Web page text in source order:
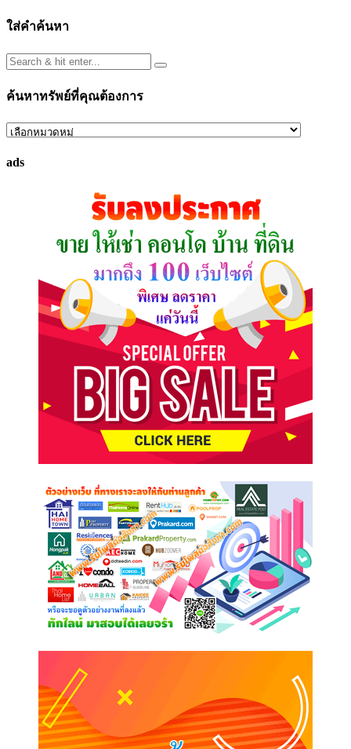
ใส่คำค้นหา
ค้นหาทรัพย์ที่คุณต้องการ
ค้นหา
ที่
ads